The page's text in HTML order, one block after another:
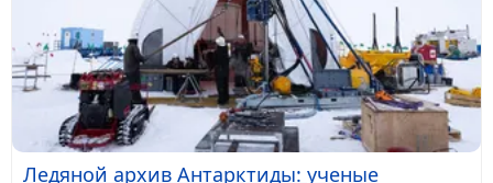
Ледяной архив Антарктиды: ученые